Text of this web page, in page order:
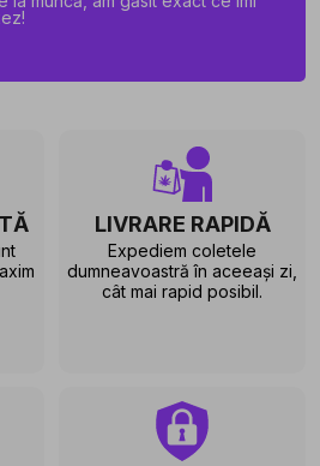
LIVRARE RAPIDĂ
Expediem coletele
dumneavoastră în aceeași zi,
cât mai rapid posibil.